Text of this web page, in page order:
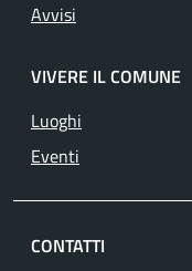
Avvisi
VIVERE IL COMUNE
Luoghi
Eventi
CONTATTI